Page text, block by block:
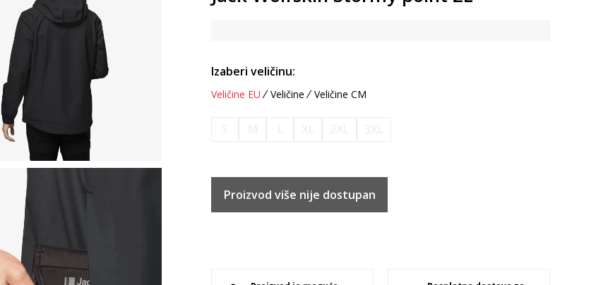
Izaberi veličinu:
Veličine EU Veličine Veličine CM
Proizvod više nije dostupan